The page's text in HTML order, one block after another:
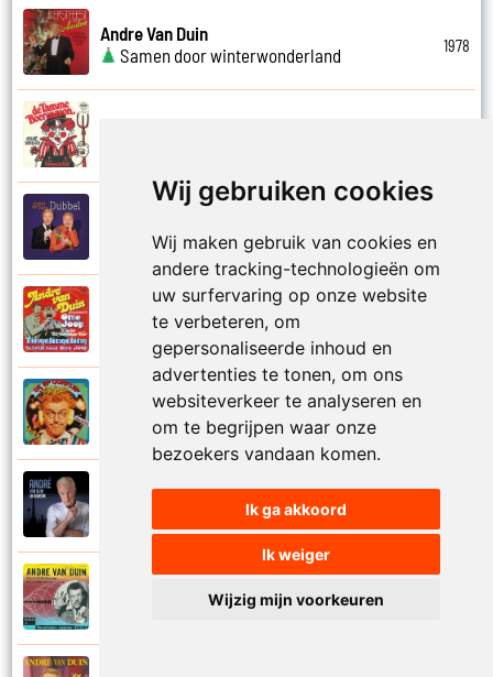
Wij gebruiken cookies
Wij maken gebruik van cookies en
andere tracking-technologieën om
uw surfervaring op onze website
te verbeteren, om
gepersonaliseerde inhoud en
advertenties te tonen, om ons
websiteverkeer te analyseren en
om te begrijpen waar onze
bezoekers vandaan komen.
Ik ga akkoord
Ik weiger
Wijzig mijn voorkeuren
Andre Van Duin
Samen door winterwonderland
1978
Schijt maar in me pannetje
Andre Van Duin
Schrijf naar ome Joop
Andre Van Duin en Frans Van Dusschoten
Andre Van Duin
Stoelen stoelen